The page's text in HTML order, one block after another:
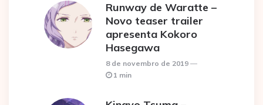
Runway de Waratte –
Novo teaser trailer
apresenta Kokoro
Hasegawa
8 de novembro de 2019
1 min